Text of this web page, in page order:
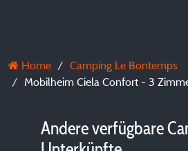
Home
Camping Le Bontemps
Mobilheim Ciela Confort - 3
Andere verfügbare